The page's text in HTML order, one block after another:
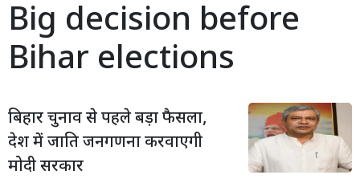
Big decision before
Bihar elections
बिहार चुनाव से पहले बड़ा फैसला,
देश में जाति जनगणना करवाएगी
मोदी सरकार